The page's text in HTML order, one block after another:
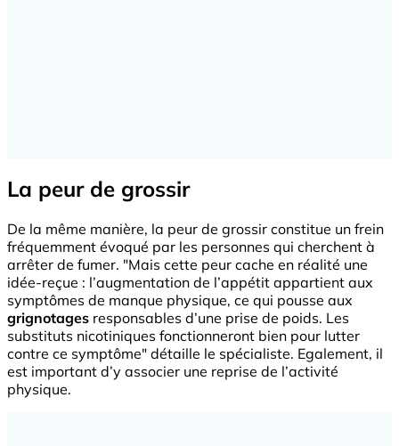
La peur de grossir
De la même manière, la peur de grossir constitue un frein
fréquemment évoqué par les personnes qui cherchent à
arrêter de fumer. "Mais cette peur cache en réalité une
idée-reçue : l’augmentation de l’appétit appartient aux
symptômes de manque physique, ce qui pousse aux
grignotages responsables d’une prise de poids. Les
substituts nicotiniques fonctionneront bien pour lutter
contre ce symptôme" détaille le spécialiste. Egalement, il
est important d’y associer une reprise de l’activité
physique.